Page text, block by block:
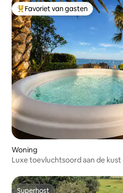
Topfavoriet van gasten
Favoriet van gasten
Woning
Luxe toevluchtsoord aan de kust
Superhost